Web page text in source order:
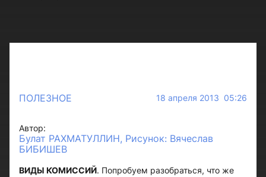
ПОЛЕЗНОЕ 18 апреля 2013 05:26
Автор:
Булат РАХМАТУЛЛИН, Рисунок: Вячеслав
БИБИШЕВ
ВИДЫ КОМИССИЙ. Попробуем разобраться, что же